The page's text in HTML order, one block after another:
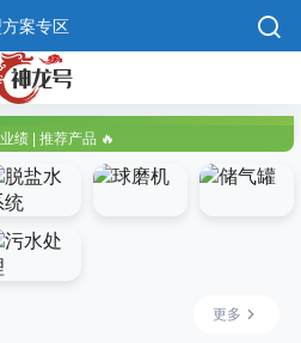
案专区
脱盐水系
更多